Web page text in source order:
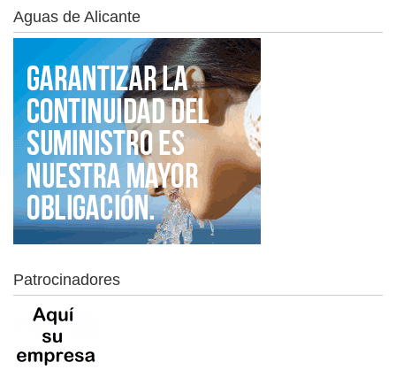
Aguas de Alicante
Patrocinadores